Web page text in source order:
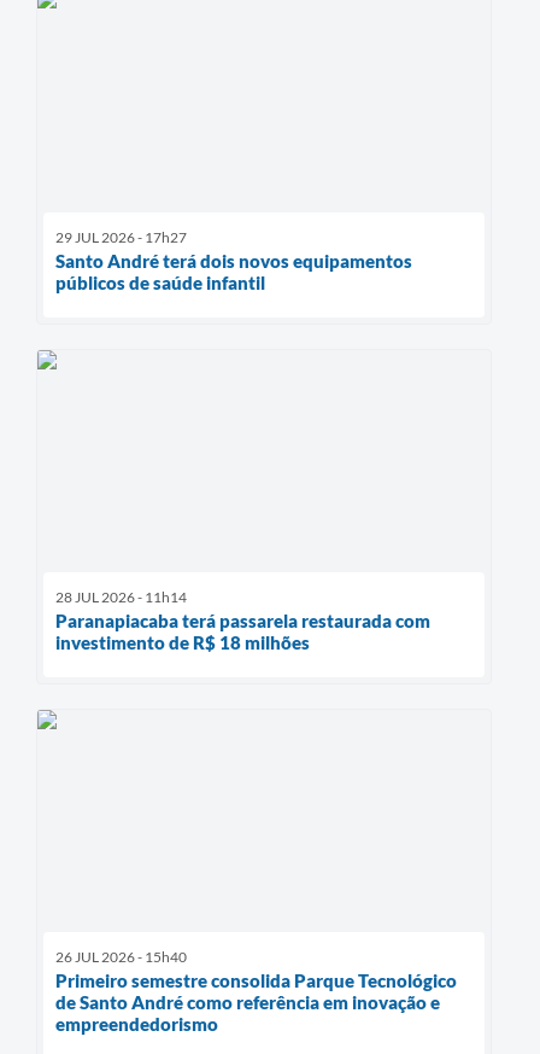
29 JUL 2026 - 17h27
Santo André terá dois novos equipamentos
públicos de saúde infantil
28 JUL 2026 - 11h14
Paranapiacaba terá passarela restaurada com
investimento de R$ 18 milhões
26 JUL 2026 - 15h40
Primeiro semestre consolida Parque Tecnológico
de Santo André como referência em inovação e
empreendedorismo